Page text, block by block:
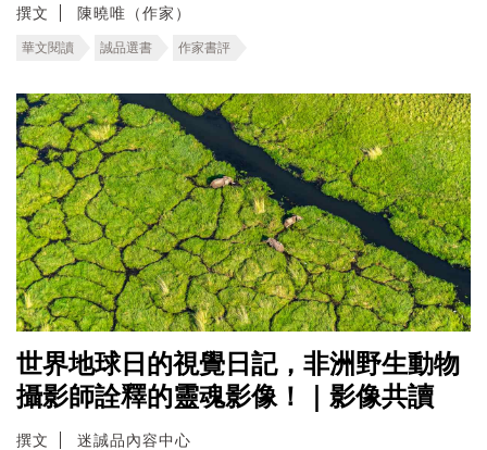
撰文 陳曉唯（作家）
華文閱讀 誠品選書 作家書評
世界地球日的視覺日記，非洲野生動物
攝影師詮釋的靈魂影像！｜影像共讀
撰文 迷誠品內容中心